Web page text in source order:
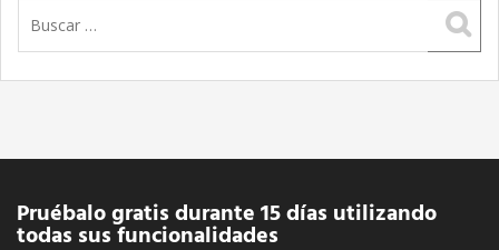
Pruébalo gratis durante 15 días utilizando
todas sus funcionalidades